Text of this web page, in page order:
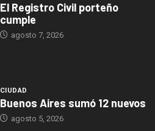
El Registro Civil porteño
cumple
agosto 7, 2026
CIUDAD
Buenos Aires sumó 12 nuevos
agosto 5, 2026